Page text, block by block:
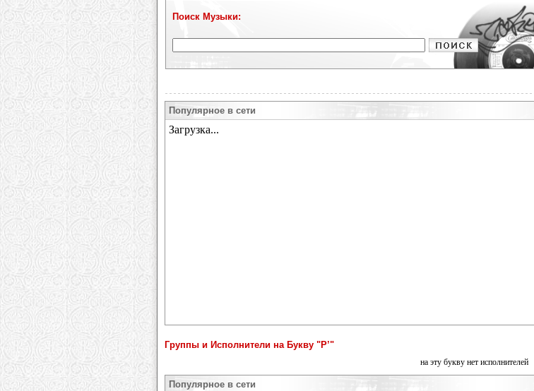
Поиск Музыки:
Популярное в сети
Группы и Исполнители на Букву "Р’"
на эту букву нет исполнителей
Популярное в сети